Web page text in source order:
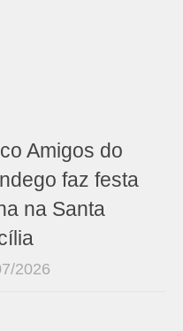
Amigos do
faz festa
na Santa
2026